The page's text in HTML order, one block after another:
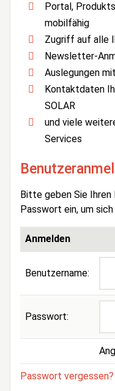
Portal,
mobilfähig
Zugriff auf alle
Newsletter-
Auslegungen
Kontaktdaten
SOLAR
und viele
Services
Bitte geben Sie Ihren
Passwort ein, um
Anmelden
Benutzername:
Passwort:
Passwort vergessen?